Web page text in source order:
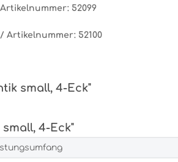
Artikelnummer: 52099
Artikelnummer: 52100
small, 4-Eck"
4-Eck"